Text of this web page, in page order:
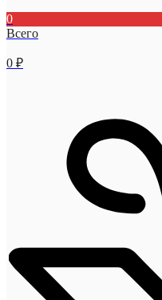
0
Всего
0 ₽